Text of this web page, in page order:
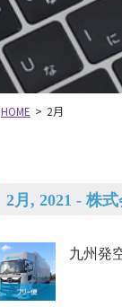
HOME > 2月
2月, 2021 - 株
九州発